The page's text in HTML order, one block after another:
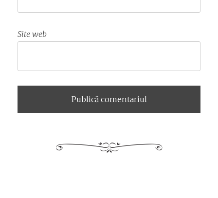
Site web